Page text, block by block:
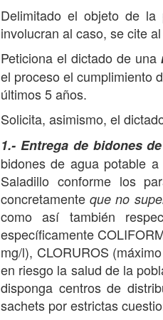
Delimitado el objeto de la
involucran al caso, se cite
Peticiona el dictado de una
el proceso el cumplimiento
últimos 5 años.
Solicita, asimismo, el
1.- Entrega de bidones
bidones de agua potable
Saladillo conforme los
concretamenteque no
como así también
específicamente
mg/l), CLORUROS
en riesgo la salud de la
disponga centros de
sachets por estrictas